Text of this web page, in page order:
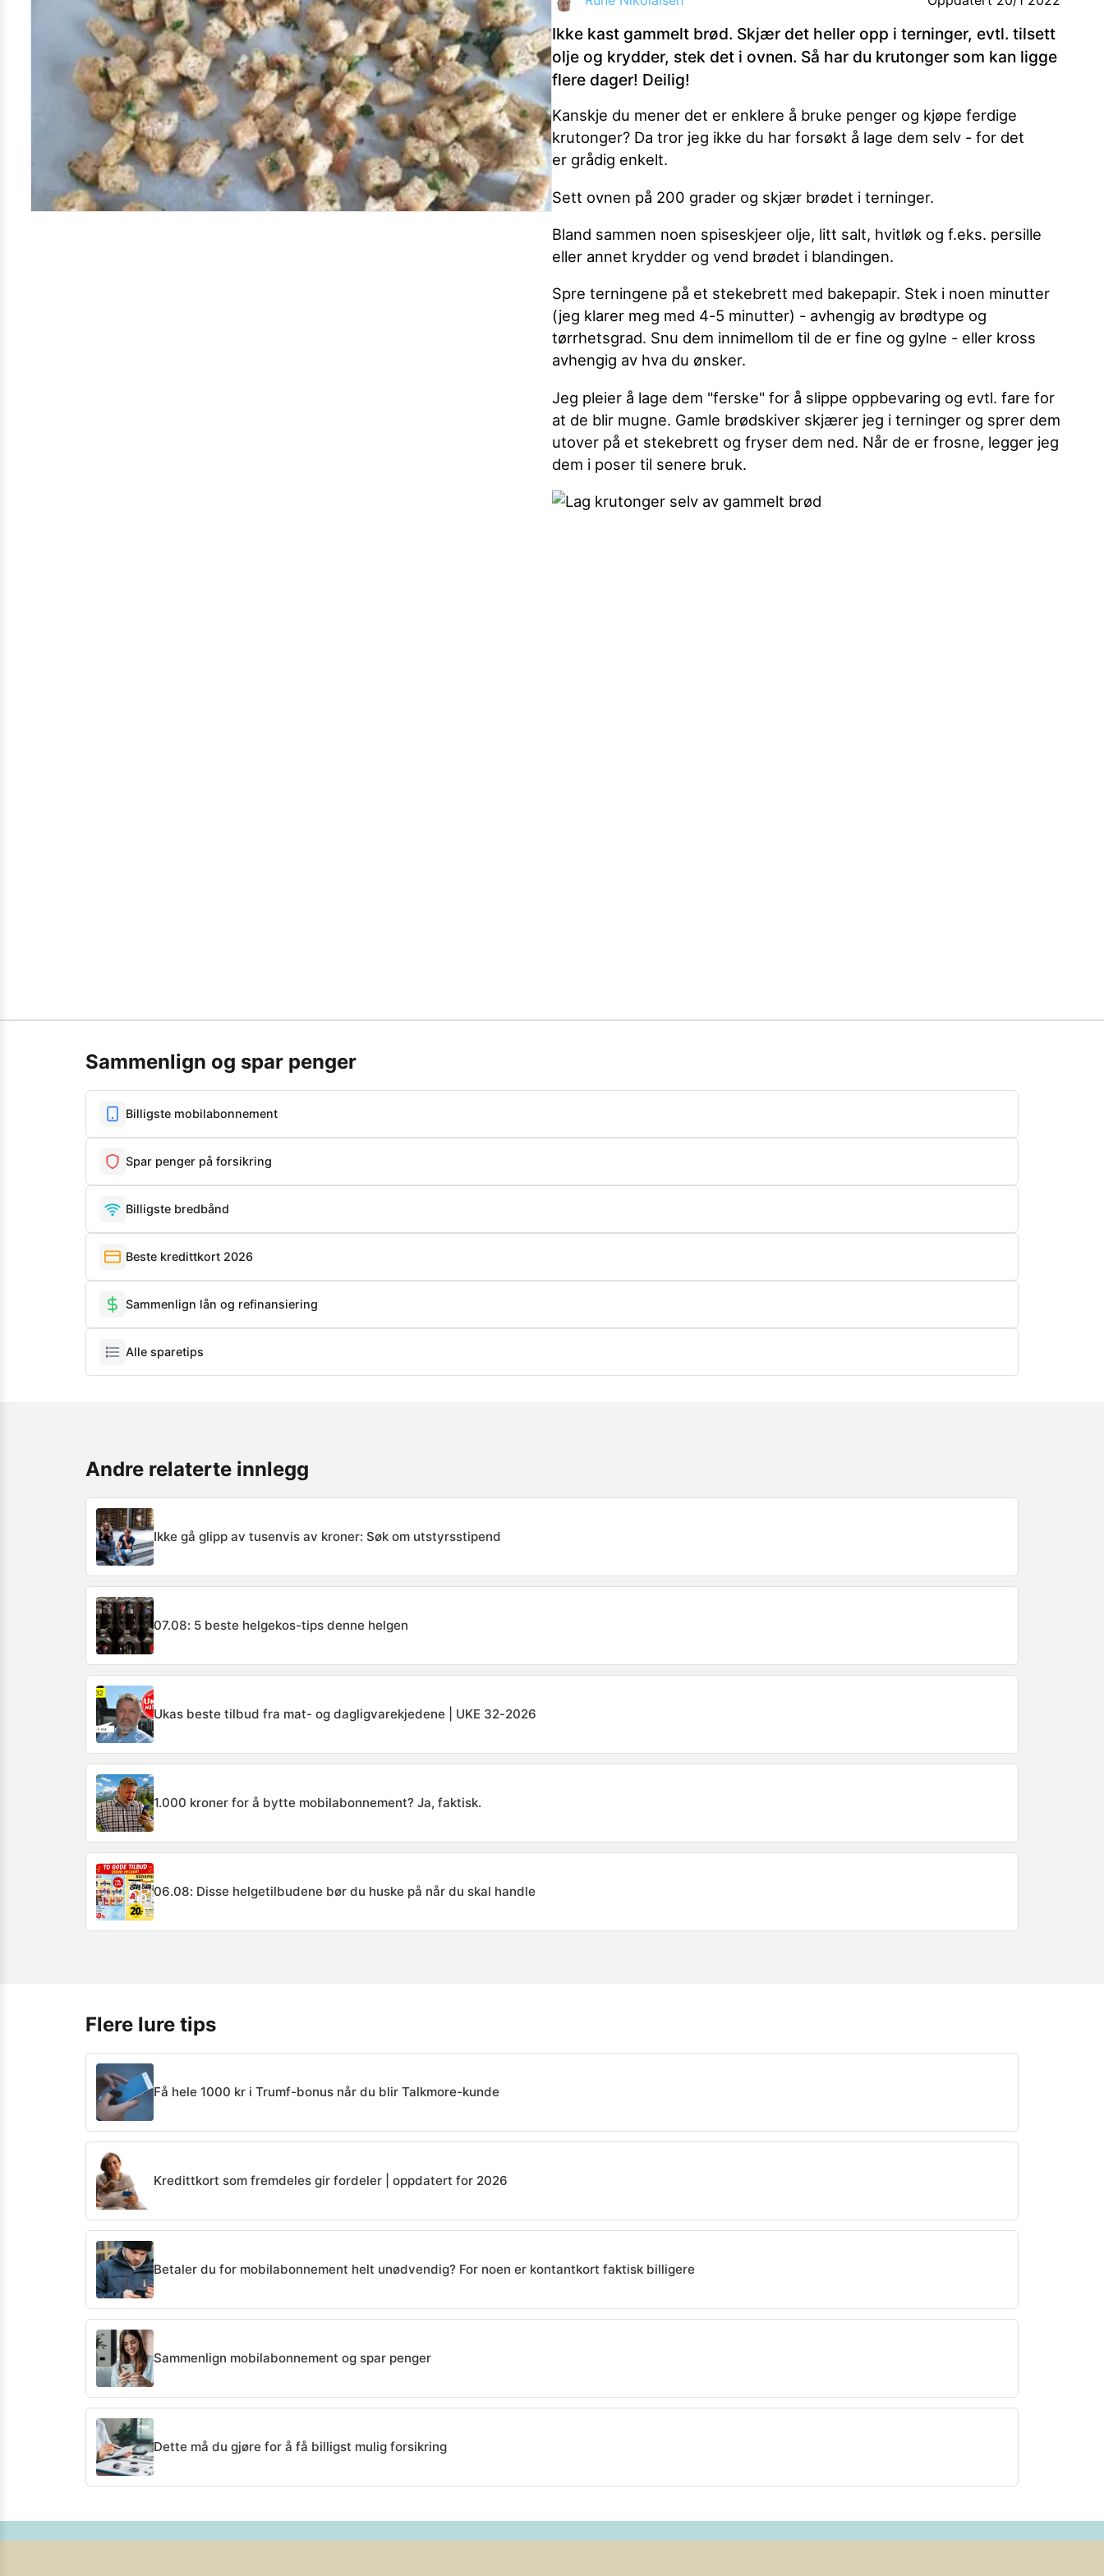
Velg bilde
Vil du være med i tipsekonkurransen kan du oppgi kontaktdetaljer i neste steg.
Ikke kast gammelt brød. Skjær det heller opp i terninger, evtl. tilsett
olje og krydder, stek det i ovnen. Så har du krutonger som kan ligge
flere dager! Deilig!
Kanskje du mener det er enklere å bruke penger og kjøpe ferdige
krutonger? Da tror jeg ikke du har forsøkt å lage dem selv - for det
er grådig enkelt.
Sett ovnen på 200 grader og skjær brødet i terninger.
Bland sammen noen spiseskjeer olje, litt salt, hvitløk og f.eks. persille
eller annet krydder og vend brødet i blandingen.
Spre terningene på et stekebrett med bakepapir. Stek i noen minutter
(jeg klarer meg med 4-5 minutter) - avhengig av brødtype og
tørrhetsgrad. Snu dem innimellom til de er fine og gylne - eller kross
avhengig av hva du ønsker.
Jeg pleier å lage dem "ferske" for å slippe oppbevaring og evtl. fare for
at de blir mugne. Gamle brødskiver skjærer jeg i terninger og sprer dem
utover på et stekebrett og fryser dem ned. Når de er frosne, legger jeg
dem i poser til senere bruk.
Sammenlign og spar penger
Billigste mobilabonnement
Spar penger på forsikring
Billigste bredbånd
Beste kredittkort 2026
Sammenlign lån og refinansiering
Alle sparetips
Andre relaterte innlegg
Ikke gå glipp av tusenvis av kroner: Søk om utstyrsstipend
07.08: 5 beste helgekos-tips denne helgen
Ukas beste tilbud fra mat- og dagligvarekjedene | UKE 32-2026
1.000 kroner for å bytte mobilabonnement? Ja, faktisk.
06.08: Disse helgetilbudene bør du huske på når du skal handle
Flere lure tips
Få hele 1000 kr i Trumf-bonus når du blir Talkmore-kunde
Kredittkort som fremdeles gir fordeler | oppdatert for 2026
Betaler du for mobilabonnement helt unødvendig? For noen er kontantkort faktisk billigere
Sammenlign mobilabonnement og spar penger
Dette må du gjøre for å få billigst mulig forsikring